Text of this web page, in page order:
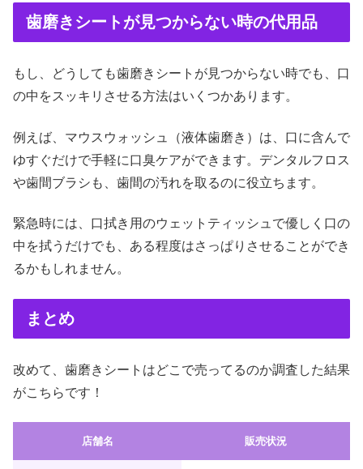
歯磨きシートが見つからない時の代用品
もし、どうしても歯磨きシートが見つからない時でも、口
の中をスッキリさせる方法はいくつかあります。
例えば、マウスウォッシュ（液体歯磨き）は、口に含んで
ゆすぐだけで手軽に口臭ケアができます。デンタルフロス
や歯間ブラシも、歯間の汚れを取るのに役立ちます。
緊急時には、口拭き用のウェットティッシュで優しく口の
中を拭うだけでも、ある程度はさっぱりさせることができ
るかもしれません。
まとめ
改めて、歯磨きシートはどこで売ってるのか調査した結果
がこちらです！
店舗名 販売状況